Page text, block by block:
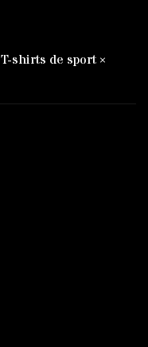
T-shirts de sport